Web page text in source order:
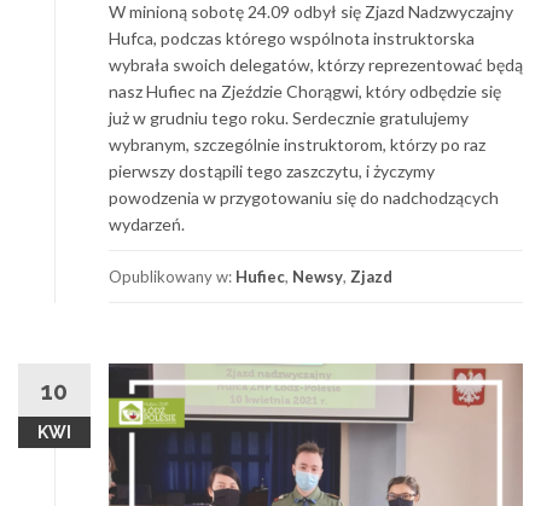
W minioną sobotę 24.09 odbył się Zjazd Nadzwyczajny
Hufca, podczas którego wspólnota instruktorska
wybrała swoich delegatów, którzy reprezentować będą
nasz Hufiec na Zjeździe Chorągwi, który odbędzie się
już w grudniu tego roku. Serdecznie gratulujemy
wybranym, szczególnie instruktorom, którzy po raz
pierwszy dostąpili tego zaszczytu, i życzymy
powodzenia w przygotowaniu się do nadchodzących
wydarzeń.
Opublikowany w: Hufiec, Newsy, Zjazd
10
KWI